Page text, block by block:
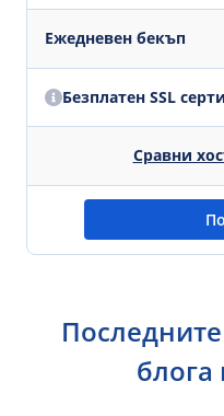
Ежедневен бекъп
Безплатен SSL
Сравни
блога